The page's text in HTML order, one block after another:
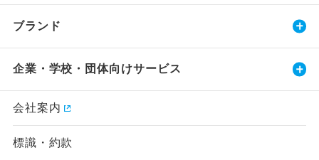
ブランド
企業・学校・団体向けサービス
会社案内
標識・約款